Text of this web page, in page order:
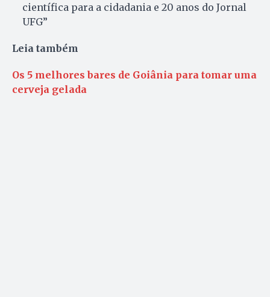
científica para a cidadania e 20 anos do Jornal
UFG”
Leia também
Os 5 melhores bares de Goiânia para tomar uma
cerveja gelada